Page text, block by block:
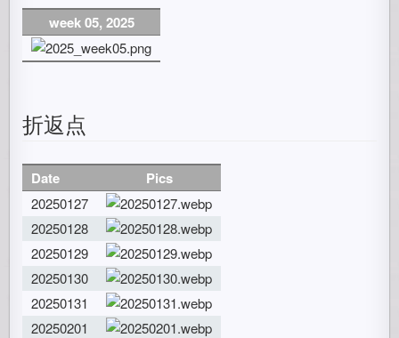
week 05, 2025
折返点
Date Pics
20250127
20250128
20250129
20250130
20250131
20250201